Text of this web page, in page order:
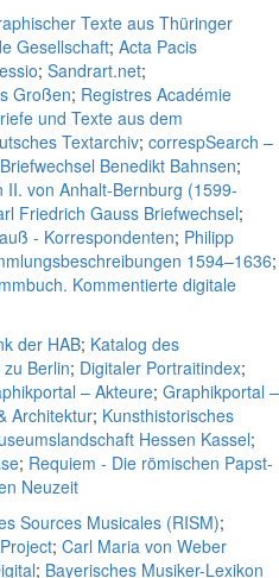
Texte aus Thüringer
Gesellschaft; Acta Pacis
; Sandrart.net;
Großen; Registres Académie
und Texte aus dem
Textarchiv; correspSearch –
Briefwechsel Benedikt Bahnsen;
von Anhalt-Bernburg (1599-
Friedrich Gauss Briefwechsel;
- Korrespondenten; Philipp
1594–1636;
Kommentierte digitale
der HAB; Katalog des
Berlin; Digitaler Portraitindex;
– Akteure; Graphikportal –
Architektur; Kunsthistorisches
Hessen Kassel;
; Requiem - Die römischen Papst-
Neuzeit
Sources Musicales (RISM);
; Carl Maria von Weber
; Bayerisches Musiker-Lexikon